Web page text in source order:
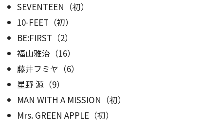
SEVENTEEN（初）
10-FEET（初）
BE:FIRST（2）
福山雅治（16）
藤井フミヤ（6）
星野 源（9）
MAN WITH A MISSION（初）
Mrs. GREEN APPLE（初）